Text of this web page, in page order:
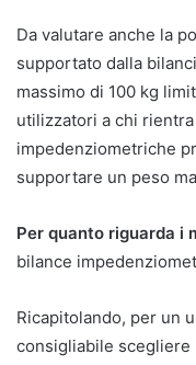
Da valutare anche la
supportato dalla
massimo di 100 kg
utilizzatori a chi
impedenziometriche
supportare un peso
Per quanto riguarda i
bilance
Ricapitolando, per un
consigliabile